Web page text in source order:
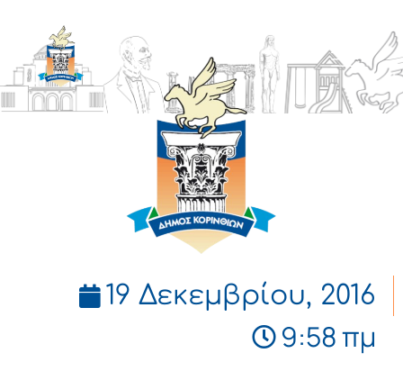
ΔΗΜΟΣ
ΚΟΡΙΝΘΙΩΝ
19 Δεκεμβρίου, 2016
9:58 πμ